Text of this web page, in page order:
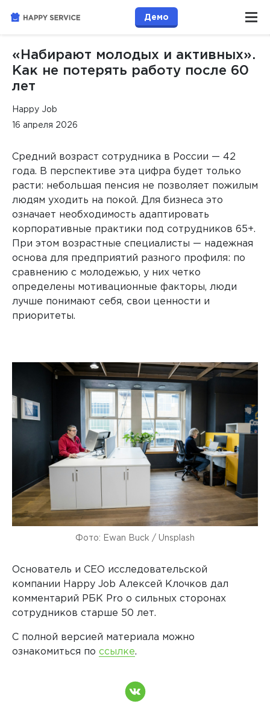
Демо
«Набирают молодых и активных».
Как не потерять работу после 60
лет
Happy Job
16 апреля 2026
Средний возраст сотрудника в России — 42
года. В перспективе эта цифра будет только
расти: небольшая пенсия не позволяет пожилым
людям уходить на покой. Для бизнеса это
означает необходимость адаптировать
корпоративные практики под сотрудников 65+.
При этом возрастные специалисты — надежная
основа для предприятий разного профиля: по
сравнению с молодежью, у них четко
определены мотивационные факторы, люди
лучше понимают себя, свои ценности и
приоритеты.
Фото: Ewan Buck / Unsplash
Основатель и CEO исследовательской
компании Happy Job Алексей Клочков дал
комментарий РБК Pro о сильных сторонах
сотрудников старше 50 лет.
С полной версией материала можно
ознакомиться по ссылке.